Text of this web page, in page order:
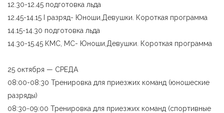
12.30-12.45 подготовка льда
12.45-14.15 I разряд- Юноши,Девушки. Короткая программа
14.15-14.30 подготовка льда
14.30-15.45 КМС, МС- Юноши,Девушки. Короткая программа
25 октября — СРЕДА
08:00-08:30 Тренировка для приезжих команд (юношеские
разряды)
08:30-09:00 Тренировка для приезжих команд (спортивные